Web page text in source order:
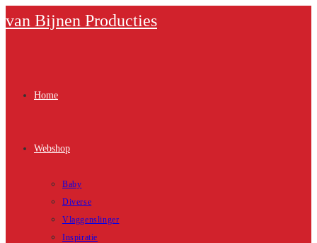
naar
van Bijnen Producties
Home
Webshop
Baby
Diverse
Vlaggenslinger
Inspiratie